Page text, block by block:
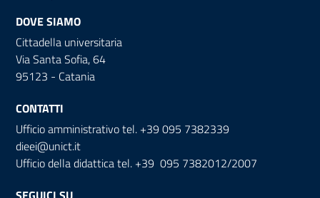
DOVE SIAMO
Cittadella universitaria
Via Santa Sofia, 64
95123 - Catania
CONTATTI
Ufficio amministrativo tel. +39 095 7382339
dieei@unict.it
Ufficio della didattica tel. +39 095 7382012/2007